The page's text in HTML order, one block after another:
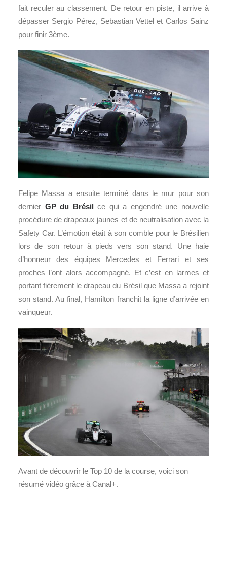
fait reculer au classement. De retour en piste, il arrive à
dépasser Sergio Pérez, Sebastian Vettel et Carlos Sainz
pour finir 3ème.
Felipe Massa a ensuite terminé dans le mur pour son
dernier GP du Brésil ce qui a engendré une nouvelle
procédure de drapeaux jaunes et de neutralisation avec la
Safety Car. L’émotion était à son comble pour le Brésilien
lors de son retour à pieds vers son stand. Une haie
d’honneur des équipes Mercedes et Ferrari et ses
proches l’ont alors accompagné. Et c’est en larmes et
portant fièrement le drapeau du Brésil que Massa a rejoint
son stand. Au final, Hamilton franchit la ligne d’arrivée en
vainqueur.
Avant de découvrir le Top 10 de la course, voici son
résumé vidéo grâce à Canal+.